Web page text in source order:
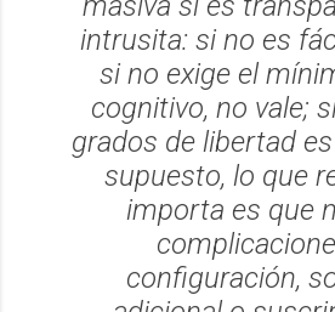
intrusita: si no es
si no exige el
cognitivo, no vale;
grados de libertad
supuesto, lo que
importa es que
configuración,